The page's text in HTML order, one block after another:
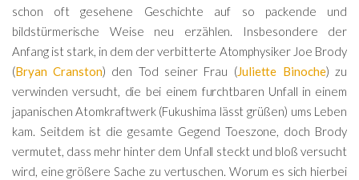
schon oft gesehene Geschichte auf so packende und
bildstürmerische Weise neu erzählen. Insbesondere der
Anfang ist stark, in dem der verbitterte Atomphysiker Joe Brody
(Bryan Cranston) den Tod seiner Frau (Juliette Binoche) zu
verwinden versucht, die bei einem furchtbaren Unfall in einem
japanischen Atomkraftwerk (Fukushima lässt grüßen) ums Leben
kam. Seitdem ist die gesamte Gegend Toeszone, doch Brody
vermutet, dass mehr hinter dem Unfall steckt und bloß versucht
wird, eine größere Sache zu vertuschen. Worum es sich hierbei